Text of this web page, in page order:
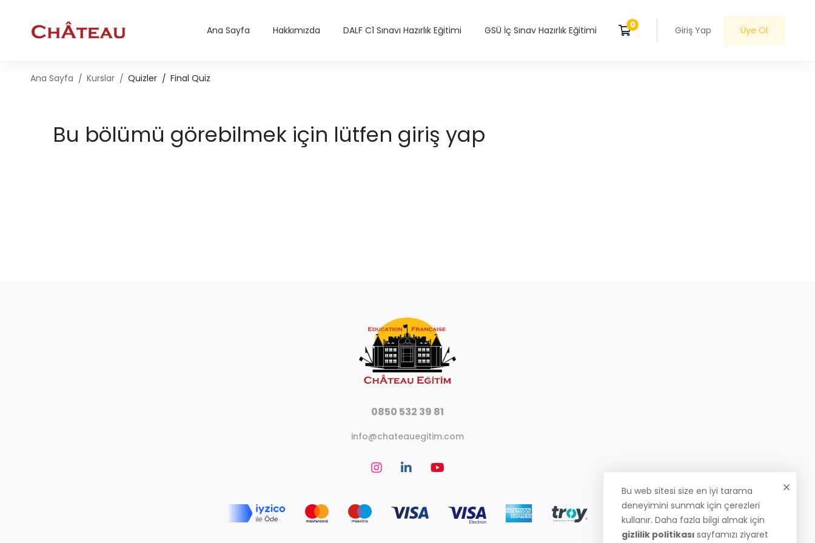
Ana Sayfa Hakkımızda DALF C1 Sınavı Hazırlık Eğitimi GSÜ İç Sınav Hazırlık Eğitimi Giriş Yap Üye Ol
Ana Sayfa Kurslar Quizler Final Quiz
Bu bölümü görebilmek için lütfen giriş yap
0850 532 39 81
info@chateauegitim.com
Bu web sitesi size en iyi tarama
deneyimini sunmak için çerezleri
kullanır. Daha fazla bilgi almak için
gizlilik politikası sayfamızı ziyaret